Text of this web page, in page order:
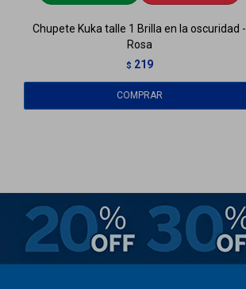
Chupete Kuka talle 1 Brilla en la oscuridad -
Rosa
$ 219